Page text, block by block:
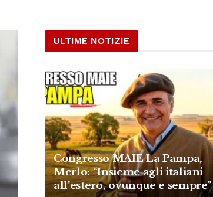
ULTIME NOTIZIE
Congresso MAIE La Pampa,
Merlo: “Insieme agli italiani
all’estero, ovunque e sempre”